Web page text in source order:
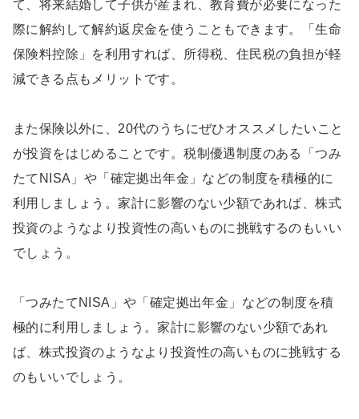
て、将来結婚して子供が産まれ、教育費が必要になった
際に解約して解約返戻金を使うこともできます。「生命
保険料控除」を利用すれば、所得税、住民税の負担が軽
減できる点もメリットです。
また保険以外に、20代のうちにぜひオススメしたいこと
が投資をはじめることです。税制優遇制度のある「つみ
たてNISA」や「確定拠出年金」などの制度を積極的に
利用しましょう。家計に影響のない少額であれば、株式
投資のようなより投資性の高いものに挑戦するのもいい
でしょう。
「つみたてNISA」や「確定拠出年金」などの制度を積
極的に利用しましょう。家計に影響のない少額であれ
ば、株式投資のようなより投資性の高いものに挑戦する
のもいいでしょう。